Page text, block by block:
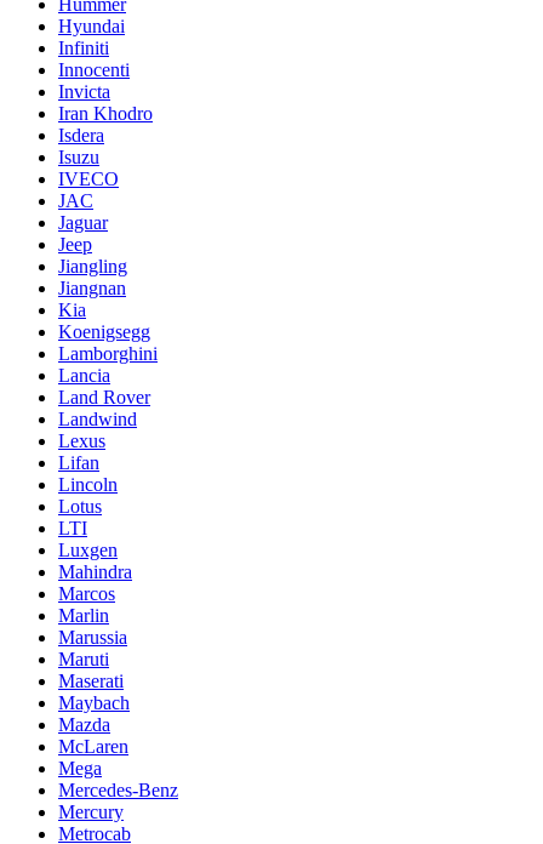
Hummer
Hyundai
Infiniti
Innocenti
Invicta
Iran Khodro
Isdera
Isuzu
IVECO
JAC
Jaguar
Jeep
Jiangling
Jiangnan
Kia
Koenigsegg
Lamborghini
Lancia
Land Rover
Landwind
Lexus
Lifan
Lincoln
Lotus
LTI
Luxgen
Mahindra
Marcos
Marlin
Marussia
Maruti
Maserati
Maybach
Mazda
McLaren
Mega
Mercedes-Benz
Mercury
Metrocab